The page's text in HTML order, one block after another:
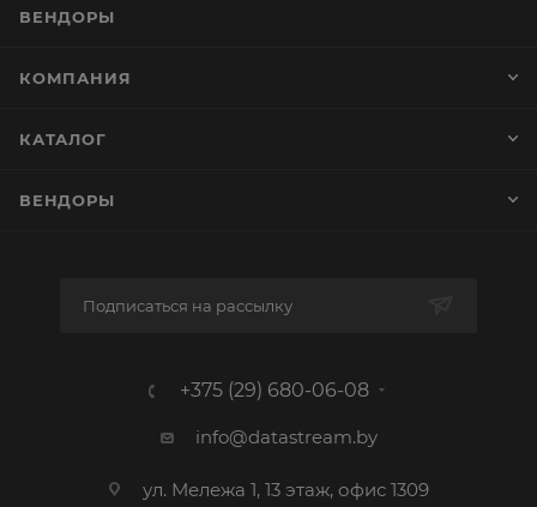
ВЕНДОРЫ
КОМПАНИЯ
КАТАЛОГ
ВЕНДОРЫ
Подписаться на рассылку
+375 (29) 680-06-08
info@datastream.by
ул. Мележа 1, 13 этаж, офис 1309